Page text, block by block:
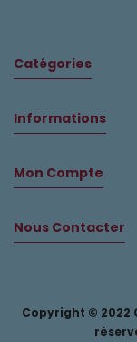
Catégories
Informations
Mon Compte
Nous Contacter
Copyright © 2022